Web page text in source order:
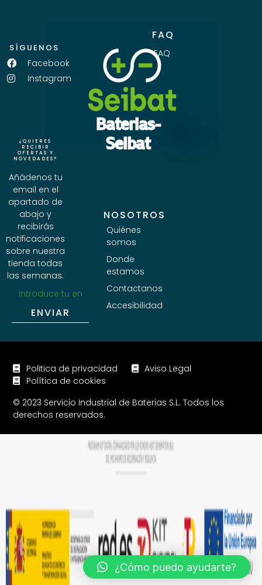
Baterias-
Seibat
¿QUIERES
RECIBIR
OFERTAS Y
NOVEDADES?
Añádenos tu
email en el
apartado de
abajo y
recibirás
notificaciones
sobre nuestra
tienda todas
las semanas.
ENVIAR
FAQ
FAQ
NOSOTROS
Quiénes
somos
Donde
estamos
Contactanos
Accesibilidad
SÍGUENOS
Facebook
Instagram
© 2023 Servicio Industrial de Baterias S.L. Todos los
derechos reservados.
Politica de privacidad
Aviso Legal
Política de cookies
¿Cómo puedo ayudarte?